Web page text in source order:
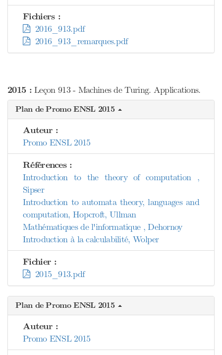
Fichiers :
2016_913.pdf
2016_913_remarques.pdf
2015 :Leçon 913 - Machines de Turing. Applications.
Plan de Promo ENSL 2015
Auteur :
Promo ENSL 2015
Références :
Introduction to the theory of computation ,
Sipser
Introduction to automata theory, languages and
computation, Hopcroft, Ullman
Mathématiques de l'informatique , Dehornoy
Introduction à la calculabilité, Wolper
Fichier :
2015_913.pdf
Plan de Promo ENSL 2015
Auteur :
Promo ENSL 2015